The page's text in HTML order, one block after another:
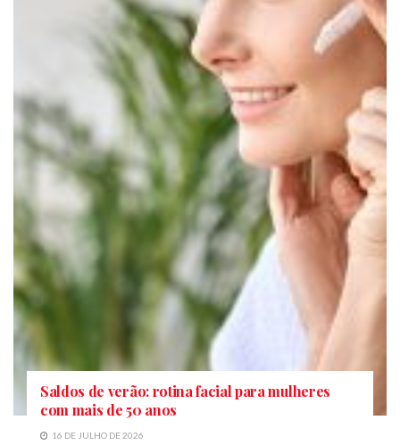
Saldos de verão: rotina facial para mulheres
com mais de 50 anos
16 DE JULHO DE 2026